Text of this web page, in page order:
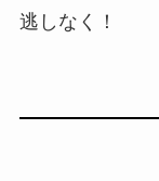
逃しなく！